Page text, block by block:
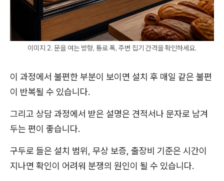
이미지 2. 문을 여는 방향, 통로 폭, 주변 집기 간격을 확인하세요.
이 과정에서 불편한 부분이 보이면 설치 후 매일 같은 불편
이 반복될 수 있습니다.
그리고 상담 과정에서 받은 설명은 견적서나 문자로 남겨
두는 편이 좋습니다.
구두로 들은 설치 범위, 무상 보증, 출장비 기준은 시간이
지나면 확인이 어려워 분쟁의 원인이 될 수 있습니다.